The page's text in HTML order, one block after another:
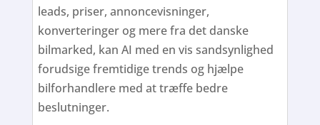
leads, priser, annoncevisninger,
konverteringer og mere fra det danske
bilmarked, kan AI med en vis sandsynlighed
forudsige fremtidige trends og hjælpe
bilforhandlere med at træffe bedre
beslutninger.